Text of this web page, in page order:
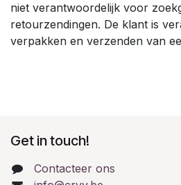
niet verantwoordelijk voor
retourzendingen. De klant is
verpakken en verzenden van
Get in touch!
Contacteer ons